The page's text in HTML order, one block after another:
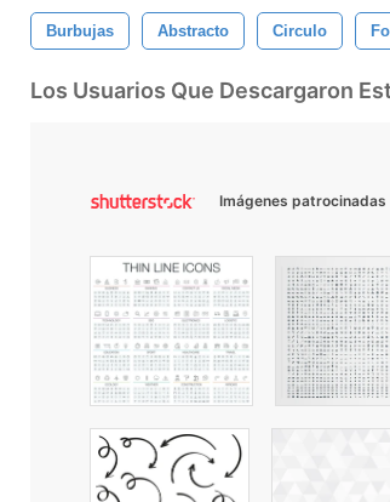
Burbujas Abstracto Circulo
Los Usuarios Que Descargaron
Imágenes patrocinadas